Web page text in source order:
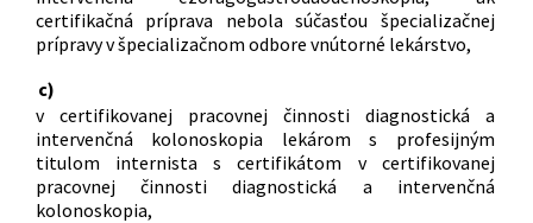
certifikačná príprava nebola súčasťou špecializačnej
prípravy v špecializačnom odbore vnútorné lekárstvo,
c)
v certifikovanej pracovnej činnosti diagnostická a
intervenčná kolonoskopia lekárom s profesijným
titulom internista s certifikátom v certifikovanej
pracovnej činnosti diagnostická a intervenčná
kolonoskopia,